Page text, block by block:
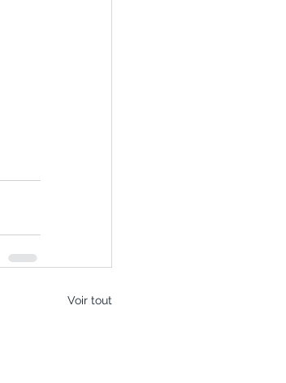
Voir tout